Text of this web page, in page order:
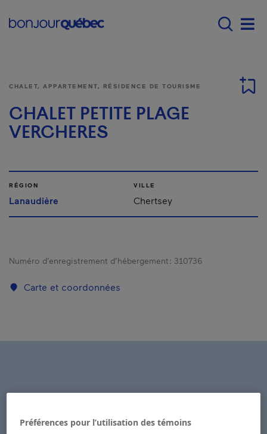
Main navigation -
CHALET, APPARTEMENT, RÉSIDENCE DE TOURISME
CHALET PETITE PLAGE
VERCHERES
RÉGION
Lanaudière
VILLE
Chertsey
Numéro d’enregistrement d’hébergement : 310736
Carte et coordonnées
Préférences pour l’utilisation des témoins